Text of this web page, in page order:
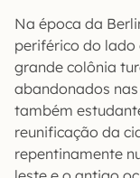
Na época da
periférico do
grande colônia
abandonados
também
reunificação da
repentinamente